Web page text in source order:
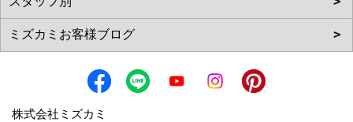
株式会社ミズカミ